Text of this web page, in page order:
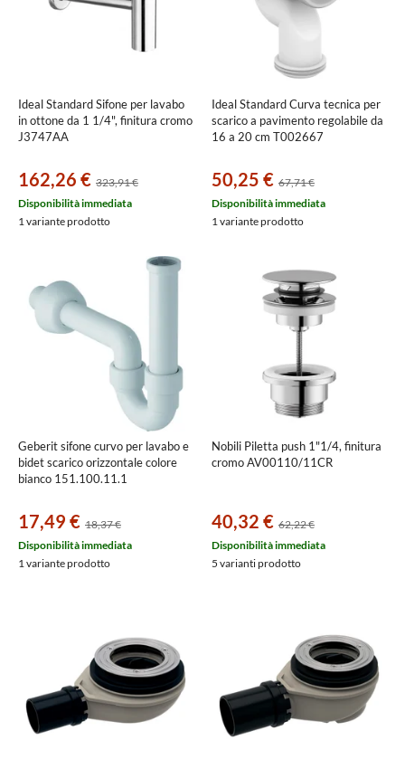
Ideal Standard Sifone per lavabo
in ottone da 1 1/4", finitura cromo
J3747AA
162,26 € 323,91 €
Disponibilità immediata
1 variante prodotto
Ideal Standard Curva tecnica per
scarico a pavimento regolabile da
16 a 20 cm T002667
50,25 € 67,71 €
Disponibilità immediata
1 variante prodotto
Geberit sifone curvo per lavabo e
bidet scarico orizzontale colore
bianco 151.100.11.1
17,49 € 18,37 €
Disponibilità immediata
1 variante prodotto
Nobili Piletta push 1"1/4, finitura
cromo AV00110/11CR
40,32 € 62,22 €
Disponibilità immediata
5 varianti prodotto